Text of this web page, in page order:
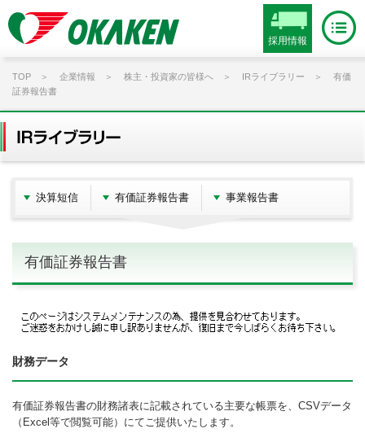
採用情報
TOP 企業情報 株主・投資家の皆様へ IRライブラリー
有価
証券報告書
決算短信 有価証券報告書 事業報告書
有価証券報告書
財務データ
有価証券報告書の財務諸表に記載されている主要な帳票を、CSVデータ
（Excel等で閲覧可能）にてご提供いたします。